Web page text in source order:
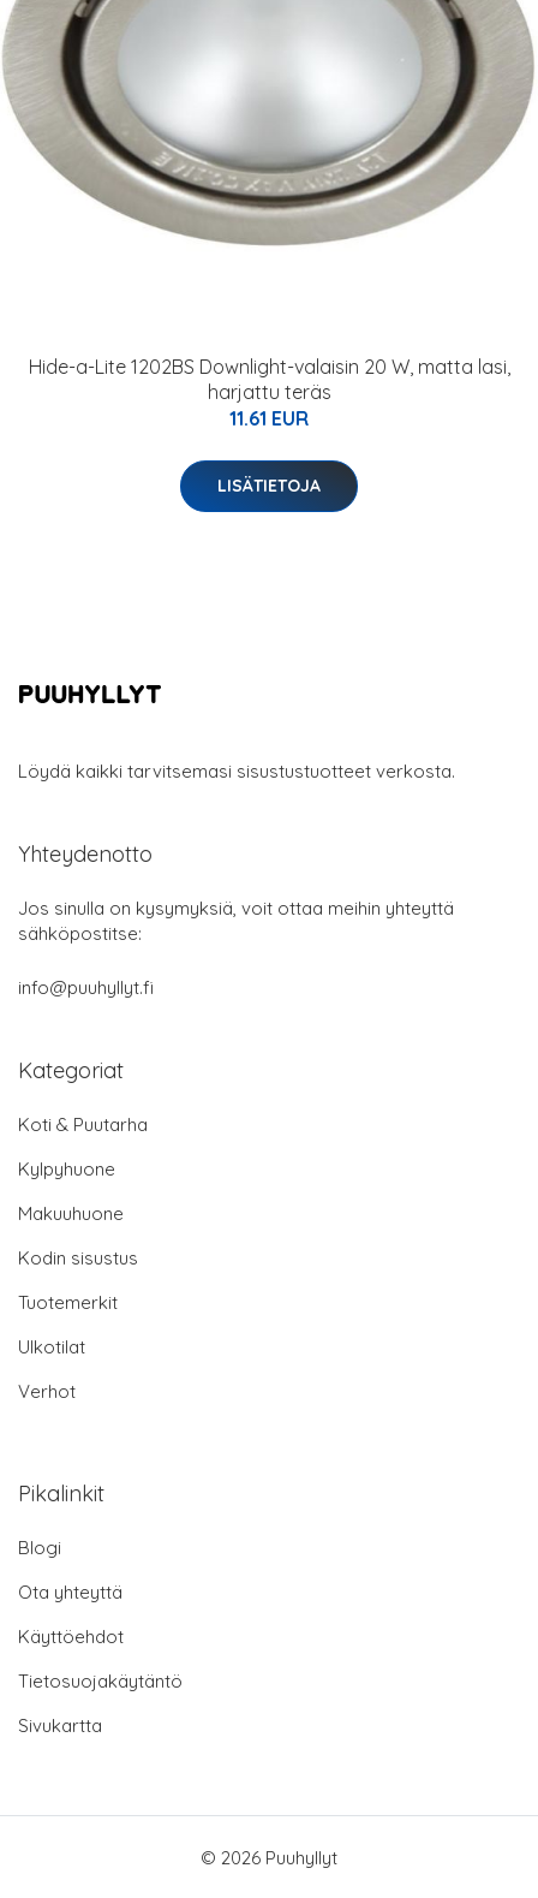
Hide-a-Lite 1202BS Downlight-valaisin 20 W, matta lasi,
harjattu teräs
11.61 EUR
LISÄTIETOJA
Löydä kaikki tarvitsemasi sisustustuotteet verkosta.
Yhteydenotto
Jos sinulla on kysymyksiä, voit ottaa meihin yhteyttä
sähköpostitse:
info@puuhyllyt.fi
Kategoriat
Koti & Puutarha
Kylpyhuone
Makuuhuone
Kodin sisustus
Tuotemerkit
Ulkotilat
Verhot
Pikalinkit
Blogi
Ota yhteyttä
Käyttöehdot
Tietosuojakäytäntö
Sivukartta
© 2026 Puuhyllyt